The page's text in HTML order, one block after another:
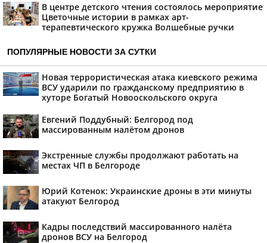
В центре детского чтения состоялось мероприятие
Цветочные истории в рамках арт-
терапевтического кружка Волшебные ручки
ПОПУЛЯРНЫЕ НОВОСТИ ЗА СУТКИ
Новая террористическая атака киевского режима
ВСУ ударили по гражданскому предприятию в
хуторе Богатый Новооскольского округа
Евгений Поддубный: Белгород под
массированным налётом дронов
Экстренные службы продолжают работать на
местах ЧП в Белгороде
Юрий Котенок: Украинские дроны в эти минуты
атакуют Белгород
Кадры последствий массированного налёта
дронов ВСУ на Белгород